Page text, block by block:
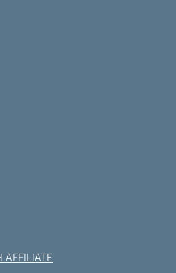
AFFILIATE